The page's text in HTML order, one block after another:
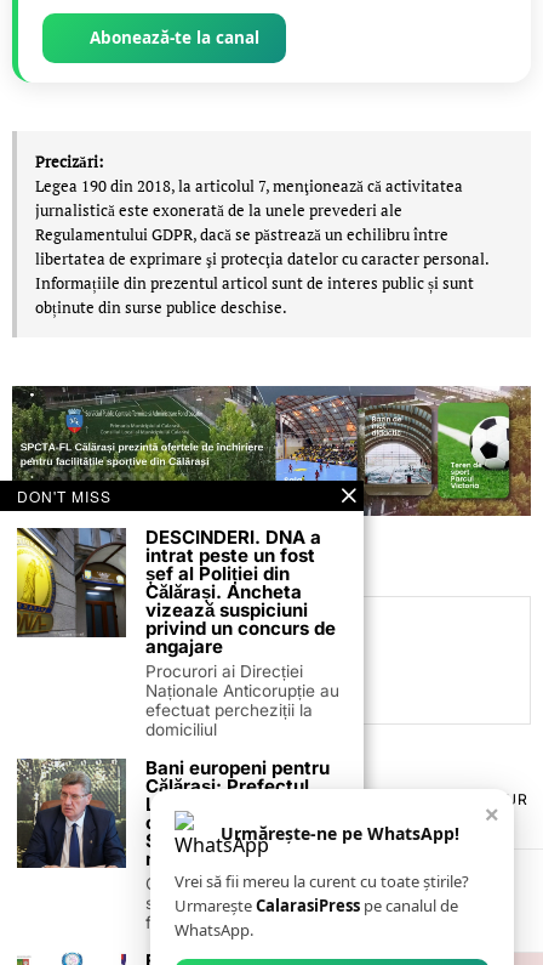
Abonează-te la canal
Precizări:
Legea 190 din 2018, la articolul 7, menţionează că activitatea
jurnalistică este exonerată de la unele prevederi ale
Regulamentului GDPR, dacă se păstrează un echilibru între
libertatea de exprimare şi protecţia datelor cu caracter personal.
Informațiile din prezentul articol sunt de interes public și sunt
obținute din surse publice deschise.
C.C
TERMENI ȘI CONDIȚII
POLITICA DE ANULARE & RETUR
PUBLICITATE ONLINE & TIPĂRITĂ
CONTACT
ZIARUL ANUNȚUL CĂLĂRĂȘEAN
×
Urmărește-ne pe WhatsApp!
Vrei să fii mereu la curent cu toate știrile?
UrmareșteCalarasiPress pe canalul de
WhatsApp.
DON'T MISS
DESCINDERI. DNA a
intrat peste un fost
șef al Poliției din
Călărași. Ancheta
vizează suspiciuni
privind un concurs de
angajare
Procurori ai Direcției
Naționale Anticorupție au
efectuat percheziții la
domiciliul
Bani europeni pentru
Călărași: Prefectul
Laurențiu State anunță
colaborarea cu ADR
Sud-Muntenia pentru
noi finanțări
Călărașul se pregătește
să intre pe harta
finanțărilor europene, cu